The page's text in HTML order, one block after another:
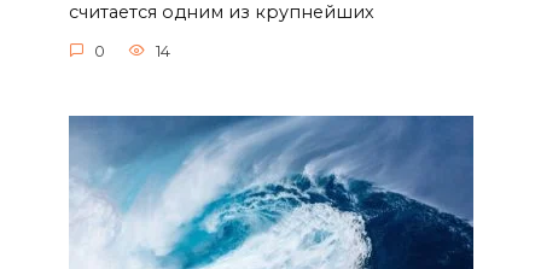
считается одним из крупнейших
0 14